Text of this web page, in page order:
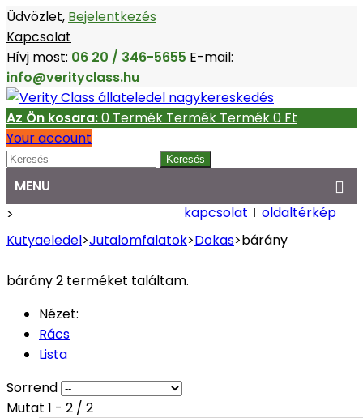
Üdvözlet, Bejelentkezés
Kapcsolat
Hívj most: 06 20 / 346-5655 E-mail:
info@verityclass.hu
Az Ön kosara:0 Termék Termék Termék0 Ft‎
Your account
Keresés
MENU
kapcsolat
oldaltérkép
>
Kutyaeledel>Jutalomfalatok>Dokas>bárány
bárány2 terméket találtam.
Nézet:
Rács
Lista
Sorrend
Mutat 1 - 2 / 2